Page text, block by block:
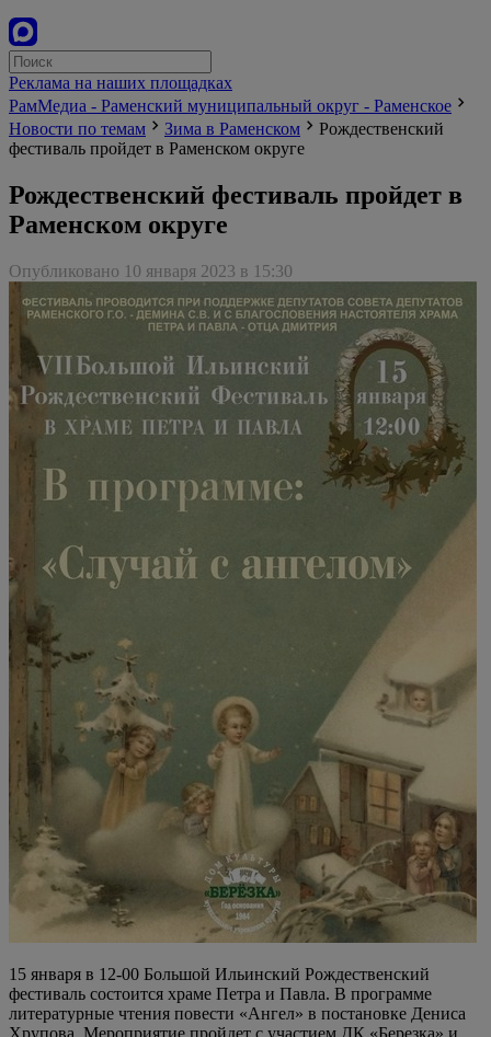
Реклама на наших площадках
РамМедиа - Раменский муниципальный округ - Раменское
Новости по темам
Зима в Раменском
Рождественский
фестиваль пройдет в Раменском округе
Рождественский фестиваль пройдет в
Раменском округе
Опубликовано 10 января 2023 в 15:30
15 января в 12-00 Большой Ильинский Рождественский
фестиваль состоится храме Петра и Павла. В программе
литературные чтения повести «Ангел» в постановке Дениса
Хрупова. Мероприятие пройдет с участием ДК «Березка» и